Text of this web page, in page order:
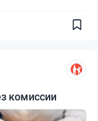
комиссии